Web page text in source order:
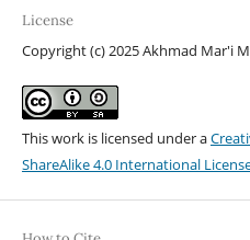
License
Copyright (c) 2025 Akhmad Mar'i
This work is licensed under a
ShareAlike 4.0 International